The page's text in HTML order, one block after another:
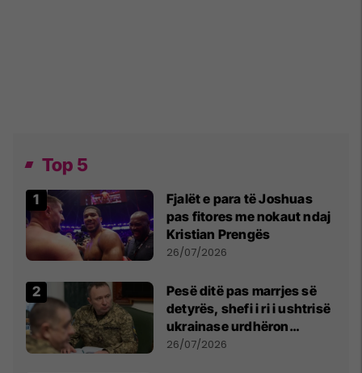
Top 5
Fjalët e para të Joshuas
pas fitores me nokaut ndaj
Kristian Prengës
26/07/2026
Pesë ditë pas marrjes së
detyrës, shefi i ri i ushtrisë
ukrainase urdhëron
kontroll të madh
26/07/2026